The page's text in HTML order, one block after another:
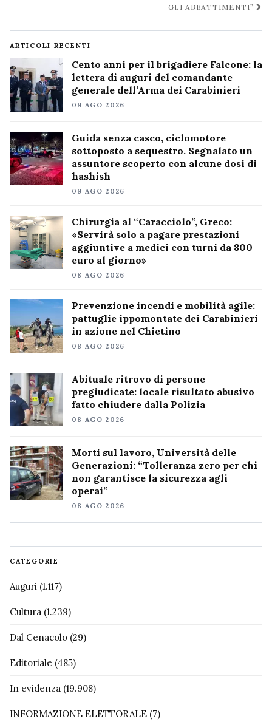
GLI ABBATTIMENTI”
ARTICOLI RECENTI
Cento anni per il brigadiere Falcone: la
lettera di auguri del comandante
generale dell’Arma dei Carabinieri
09 AGO 2026
Guida senza casco, ciclomotore
sottoposto a sequestro. Segnalato un
assuntore scoperto con alcune dosi di
hashish
09 AGO 2026
Chirurgia al “Caracciolo”, Greco:
«Servirà solo a pagare prestazioni
aggiuntive a medici con turni da 800
euro al giorno»
08 AGO 2026
Prevenzione incendi e mobilità agile:
pattuglie ippomontate dei Carabinieri
in azione nel Chietino
08 AGO 2026
Abituale ritrovo di persone
pregiudicate: locale risultato abusivo
fatto chiudere dalla Polizia
08 AGO 2026
Morti sul lavoro, Università delle
Generazioni: “Tolleranza zero per chi
non garantisce la sicurezza agli
operai”
08 AGO 2026
CATEGORIE
Auguri (1.117)
Cultura (1.239)
Dal Cenacolo (29)
Editoriale (485)
In evidenza (19.908)
INFORMAZIONE ELETTORALE (7)